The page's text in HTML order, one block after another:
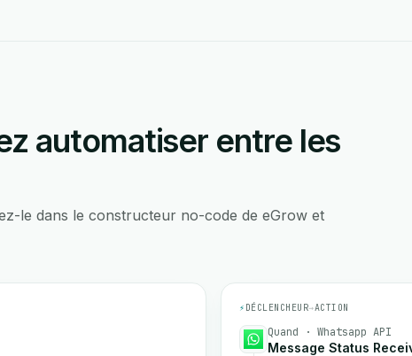
automatiser entre les
le dans le constructeur no-code de eGrow et
⚡ DÉCLENCHEUR→ACTION
Quand · Whatsapp API
Message Status